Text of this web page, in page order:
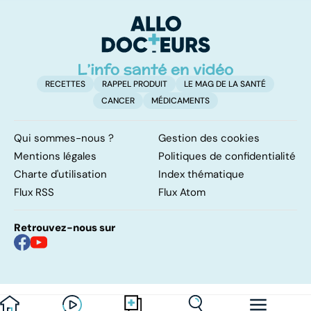
insupportables
RECETTES RAPPEL PRODUIT
LE MAG DE LA SANTÉ
CANCER
MÉDICAMENTS
Qui sommes-nous ?
Gestion des cookies
Mentions légales
Politiques de confidentialité
Charte d'utilisation
Index thématique
Flux RSS
Flux Atom
Retrouvez-nous sur